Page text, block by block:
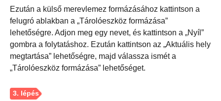
Ezután a külső merevlemez formázásához kattintson a
felugró ablakban a „Tárolóeszköz formázása”
lehetőségre. Adjon meg egy nevet, és kattintson a „Nyíl”
gombra a folytatáshoz. Ezután kattintson az „Aktuális hely
megtartása” lehetőségre, majd válassza ismét a
„Tárolóeszköz formázása” lehetőséget.